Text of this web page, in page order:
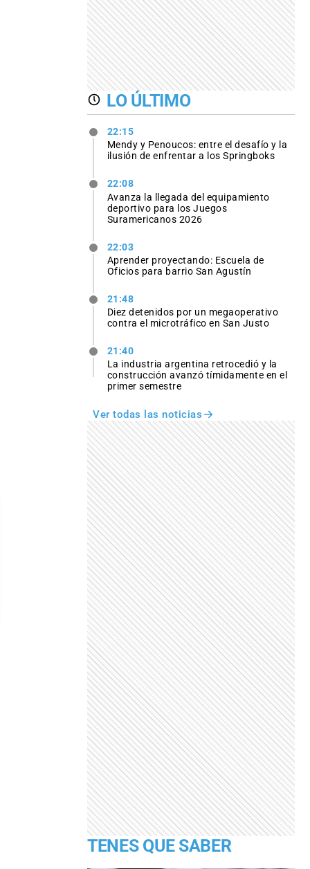
LO ÚLTIMO
22:15
Mendy y Penoucos: entre el desafío y la
ilusión de enfrentar a los Springboks
22:08
Avanza la llegada del equipamiento
deportivo para los Juegos
Suramericanos 2026
22:03
Aprender proyectando: Escuela de
Oficios para barrio San Agustín
21:48
Diez detenidos por un megaoperativo
contra el microtráfico en San Justo
21:40
La industria argentina retrocedió y la
construcción avanzó tímidamente en el
primer semestre
Ver todas las noticias
TENES QUE SABER